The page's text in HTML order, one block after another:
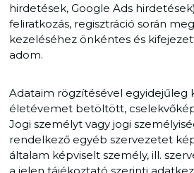
hirdetések, Google Ads
feliratkozás, regisztráció során
kezeléséhez önkéntes és
adom.
Adataim rögzítésével egyidejűleg
életévemet betöltött,
Jogi személyt vagy jogi
rendelkező egyéb szervezetet
általam képviselt személy, ill.